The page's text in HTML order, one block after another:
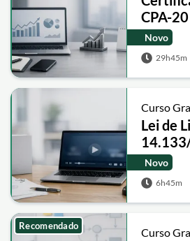
CPA-
Novo
29h45m
Curso
Lei de
Novo
6h45m
Curso
Recomendado